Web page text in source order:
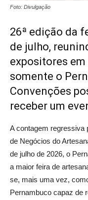
Foto: Divulgação
26ª edição da
de julho,
expositores
somente o
Convenções
receber um
A contagem regressiva
de Negócios do
de julho de 2026, o
a maior feira de
se, mais uma vez,
Pernambuco capaz de